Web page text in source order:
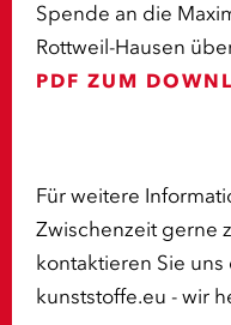
Spende an die
Rottweil-Hausen
PDF ZUM
Für weitere
Zwischenzeit gerne
kontaktieren Sie uns
kunststoffe.eu - wir